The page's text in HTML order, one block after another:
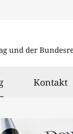
und der
ausgewählt
Kontakt